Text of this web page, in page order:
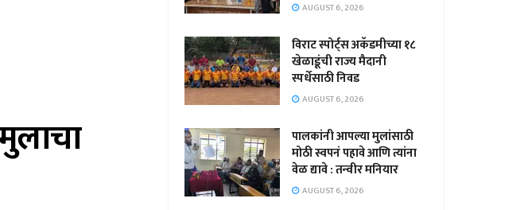
AUGUST 6, 2026
विराट स्पोर्ट्स अकॅडमीच्या १८
खेळाडूंची राज्य मैदानी
स्पर्धेसाठी निवड
AUGUST 6, 2026
पालकांनी आपल्या मुलांसाठी
मोठी स्वपनं पहावे आणि त्यांना
वेळ द्यावे : तन्वीर मनियार
AUGUST 6, 2026